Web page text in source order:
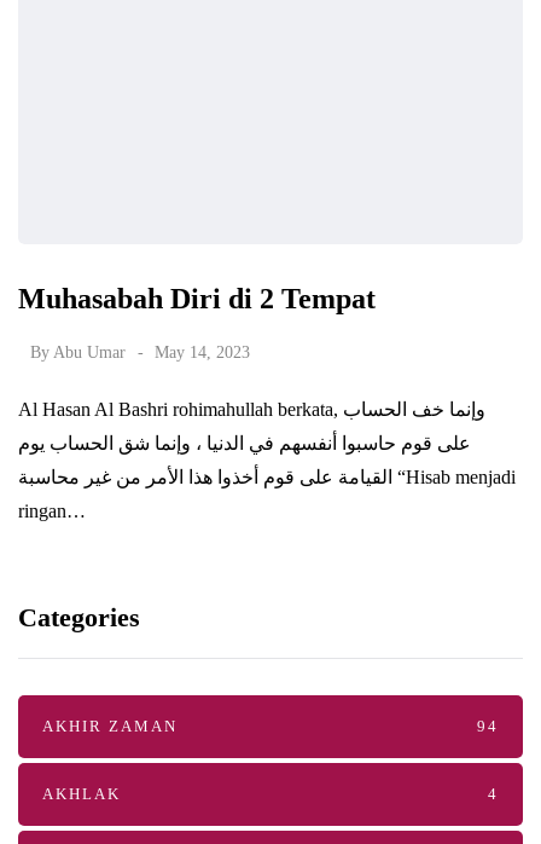
Muhasabah Diri di 2 Tempat
By Abu Umar May 14, 2023
Al Hasan Al Bashri rohimahullah berkata, وإنما خف الحساب
على قوم حاسبوا أنفسهم في الدنيا ، وإنما شق الحساب يوم
القيامة على قوم أخذوا هذا الأمر من غير محاسبة “Hisab menjadi
ringan…
Categories
AKHIR ZAMAN 94
AKHLAK 4